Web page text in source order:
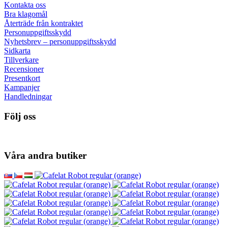
Kontakta oss
Bra klagomål
Återträde från kontraktet
Personuppgiftsskydd
Nyhetsbrev – personuppgiftsskydd
Sidkarta
Tillverkare
Recensioner
Presentkort
Kampanjer
Handledningar
Följ oss
Våra andra butiker